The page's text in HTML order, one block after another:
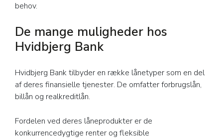
behov.
De mange muligheder hos
Hvidbjerg Bank
Hvidbjerg Bank tilbyder en række lånetyper som en del
af deres finansielle tjenester. De omfatter forbrugslån,
billån og realkreditlån.
Fordelen ved deres låneprodukter er de
konkurrencedygtige renter og fleksible